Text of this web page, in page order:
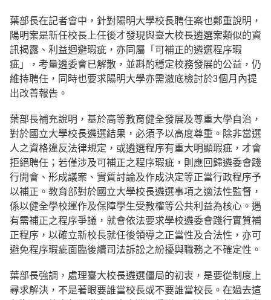
葉部長在記者會中，針對陽明大學校長聘任案也鄭重說明，
陽明案是新任校長上任後才發現與臺大校長遴選案類似的資
訊揭露、利益迴避瑕疵，亦同屬「可補正的遴選程序瑕
疵」，考量遴委會已解散，並斟酌穩定校務發展的公益，仍
維持聘任，同時也要求陽明大學亦需澈底檢討於3個月內提
出改善報告。
葉部長補充說明，基於高等教育健全發展及尊重大學自治，
對於國立大學校長遴選結果，必須予以高度尊重。除非當選
人之資格違反法律規定，或遴選程序有重大明顯瑕疵，才會
拒絕聘任；若僅涉及可補正之程序瑕疵，則應回歸遴委會踐
行開會、形成議案、實質討論及作成決定等正當行政程序予
以補正。教育部對於國立大學校長遴選事項之適法性監督，
係以健全學校運作及保障學生受教權等公共利益為核心。遇
有需補正之程序爭議，就會依法要求學校遴委會踐行實質補
正程序，以確立新校長就任後領導之正當性及合法性，亦可
避免程序瑕疵面臨後續司法訴訟之紛擾與職務之不確定性。
葉部長強調，處理臺大校長遴選僵局的初衷，是要從制度上
尋求解決，不是著眼要誰當校長或不要誰當校長。在過去這